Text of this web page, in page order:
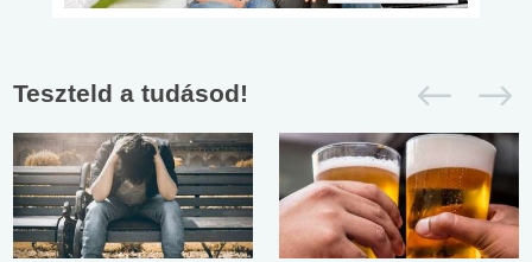
Teszteld a tudásod!